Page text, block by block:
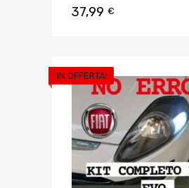
37,99 €
IN OFFERTA!